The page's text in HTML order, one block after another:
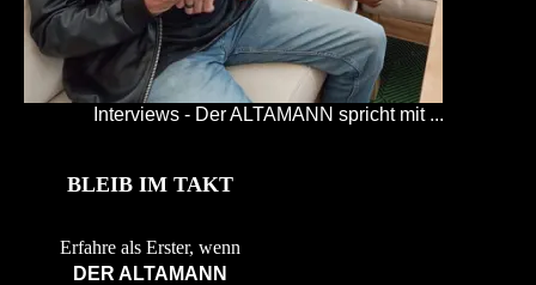
Interviews - Der ALTAMANN spricht mit ...
BLEIB IM TAKT
Erfahre als Erster, wenn
DER ALTAMANN